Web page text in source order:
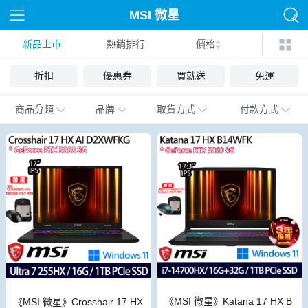
MSI 微星
新品上市 熱銷排行 價格
折扣 優惠券 買就送 免運
商品分類 品牌 取貨方式 付款方式
《MSI 微星》Crosshair 17 HX
《MSI 微星》Katana 17 HX B